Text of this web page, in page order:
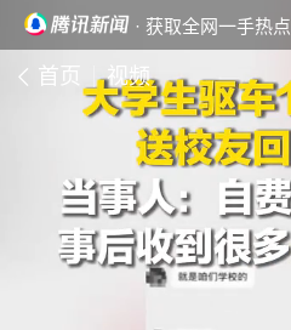
· 获取全网一手热点
首页 视频